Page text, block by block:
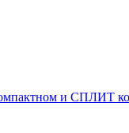
и СПЛИТ